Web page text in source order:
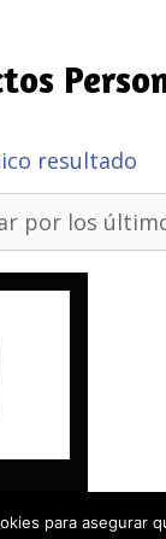
resultado
para asegurar